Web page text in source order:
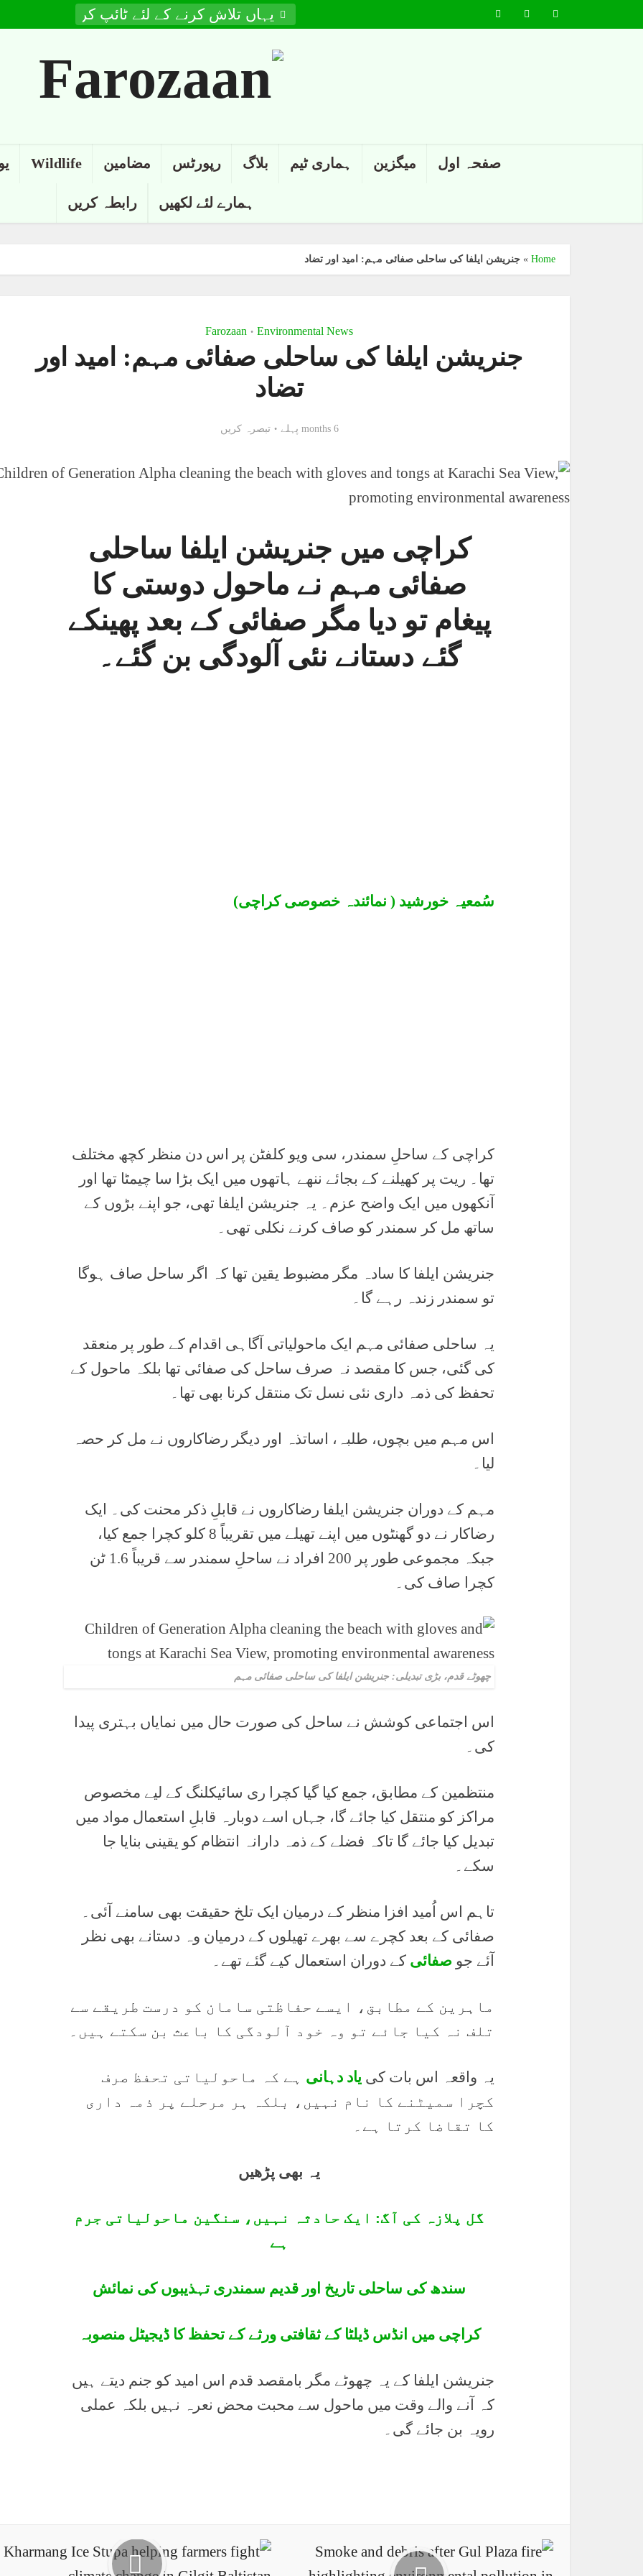
صفحہ اول میگزین ہماری ٹیم بلاگ رپورٹس مضامین Wildlife
ہمارے لئے لکھیں رابطہ کریں
Home
» جنریشن ایلفا کی ساحلی صفائی مہم: امید اور تضاد
Environmental News
•
Farozaan
جنریشن ایلفا کی ساحلی صفائی مہم: امید اور
تضاد
6 months پہلے تبصرہ کریں
کراچی میں جنریشن ایلفا ساحلی
صفائی مہم نے ماحول دوستی کا
پیغام تو دیا مگر صفائی کے بعد پھینکے
گئے دستانے نئی آلودگی بن گئے۔
سُمعیہ خورشید ( نمائندہ خصوصی کراچی)
کراچی کے ساحلِ سمندر، سی ویو کلفٹن پر اس دن منظر کچھ مختلف
تھا۔ ریت پر کھیلنے کے بجائے ننھے ہاتھوں میں ایک بڑا سا چیمٹا تھا اور
آنکھوں میں ایک واضح عزم۔ یہ جنریشن ایلفا تھی، جو اپنے بڑوں کے
ساتھ مل کر سمندر کو صاف کرنے نکلی تھی۔
جنریشن ایلفا کا سادہ مگر مضبوط یقین تھا کہ اگر ساحل صاف ہوگا
تو سمندر زندہ رہے گا۔
یہ ساحلی صفائی مہم ایک ماحولیاتی آگاہی اقدام کے طور پر منعقد
کی گئی، جس کا مقصد نہ صرف ساحل کی صفائی تھا بلکہ ماحول کے
تحفظ کی ذمہ داری نئی نسل تک منتقل کرنا بھی تھا۔
اس مہم میں بچوں، طلبہ، اساتذہ اور دیگر رضاکاروں نے مل کر حصہ
لیا۔
مہم کے دوران جنریشن ایلفا رضاکاروں نے قابلِ ذکر محنت کی۔ ایک
رضاکار نے دو گھنٹوں میں اپنے تھیلے میں تقریباً 8 کلو کچرا جمع کیا،
جبکہ مجموعی طور پر 200 افراد نے ساحلِ سمندر سے قریباً 1.6 ٹن
کچرا صاف کی۔
چھوٹے قدم، بڑی تبدیلی: جنریشن ایلفا کی ساحلی صفائی مہم
اس اجتماعی کوشش نے ساحل کی صورت حال میں نمایاں بہتری پیدا
کی۔
منتظمین کے مطابق، جمع کیا گیا کچرا ری سائیکلنگ کے لیے مخصوص
مراکز کو منتقل کیا جائے گا، جہاں اسے دوبارہ قابلِ استعمال مواد میں
تبدیل کیا جائے گا تاکہ فضلے کے ذمہ دارانہ انتظام کو یقینی بنایا جا
سکے۔
تاہم اس اُمید افزا منظر کے درمیان ایک تلخ حقیقت بھی سامنے آئی۔
صفائی کے بعد کچرے سے بھرے تھیلوں کے درمیان وہ دستانے بھی نظر
آئے جو صفائی کے دوران استعمال کیے گئے تھے۔
ماہرین کے مطابق، ایسے حفاظتی سامان کو درست طریقے سے
تلف نہ کیا جائے تو وہ خود آلودگی کا باعث بن سکتے ہیں۔
یہ واقعہ اس بات کی یاد دہانی ہے کہ ماحولیاتی تحفظ صرف
کچرا سمیٹنے کا نام نہیں، بلکہ ہر مرحلے پر ذمہ داری
کا تقاضا کرتا ہے۔
یہ بھی پڑھیں
گل پلازہ کی آگ: ایک حادثہ نہیں، سنگین ماحولیاتی جرم
ہے
سندھ کی ساحلی تاریخ اور قدیم سمندری تہذیبوں کی نمائش
کراچی میں انڈس ڈیلٹا کے ثقافتی ورثے کے تحفظ کا ڈیجیٹل منصوبہ
جنریشن ایلفا کے یہ چھوٹے مگر بامقصد قدم اس امید کو جنم دیتے ہیں
کہ آنے والے وقت میں ماحول سے محبت محض نعرہ نہیں بلکہ عملی
رویہ بن جائے گی۔